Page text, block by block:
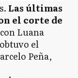
Las últimas
el corte de
Luana
el
Peña,